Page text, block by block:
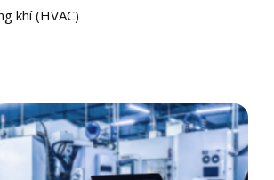
khí (HVAC)